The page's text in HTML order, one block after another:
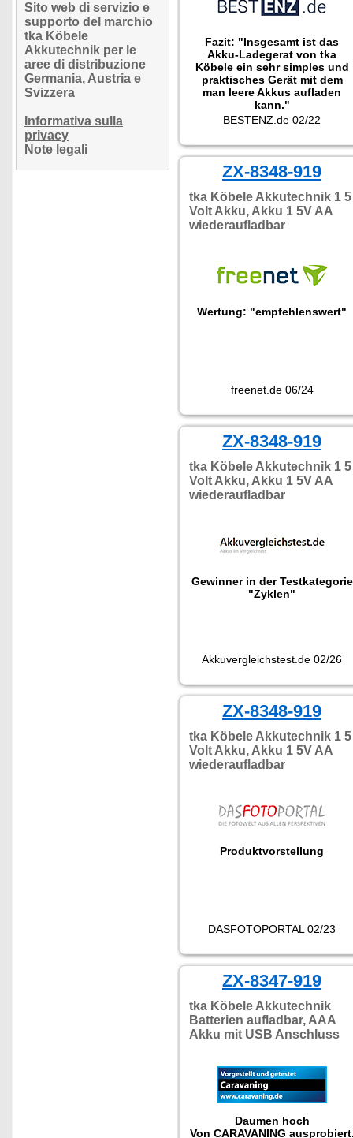
Sito web di servizio e
supporto del marchio
tka Köbele
Akkutechnik per le
aree di distribuzione
Germania, Austria e
Svizzera
Informativa sulla
privacy
Note legali
Fazit: "Insgesamt ist das
Akku-Ladegerat von tka
Köbele ein sehr simples und
praktisches Gerät mit dem
man leere Akkus aufladen
kann."
BESTENZ.de 02/22
ZX-8348-919
tka Köbele Akkutechnik 1 5
Volt Akku, Akku 1 5V AA
wiederaufladbar
Wertung: "empfehlenswert"
freenet.de 06/24
ZX-8348-919
tka Köbele Akkutechnik 1 5
Volt Akku, Akku 1 5V AA
wiederaufladbar
Gewinner in der Testkategorie
"Zyklen"
Akkuvergleichstest.de 02/26
ZX-8348-919
tka Köbele Akkutechnik 1 5
Volt Akku, Akku 1 5V AA
wiederaufladbar
Produktvorstellung
DASFOTOPORTAL 02/23
ZX-8347-919
tka Köbele Akkutechnik
Batterien aufladbar, AAA
Akku mit USB Anschluss
Daumen hoch
Von CARAVANING